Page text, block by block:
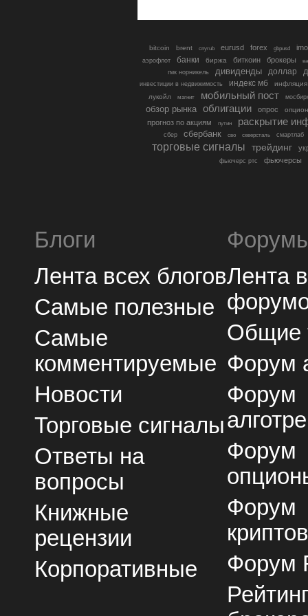
bitcoin brent cnyrub eurusd forex gbpusd
аэрофлот банки биржа биткоин брокеры
гмк норникель
дивиденды доллар
инвестиции в недвижимость индекс мб
инфляция
лукойл
магнит мобильный пост
обзор рынка облигации опрос
прогноз по акциям путин раскрытие
сбер сбербанк сво северсталь смартлаб
торговые сигналы трейдинг
фьючерс ртс фьючерсы
Блоги
Лента всех блогов
Самые полезные
Самые
комментируемые
Новости
Торговые сигналы
Ответы на
вопросы
Книжные
рецензии
Корпоративные
Лента
Общие
Форум
Форум
Форум
Форум
Форум